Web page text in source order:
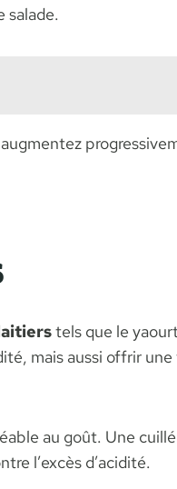
salade.
tels que le
mais aussi offrir
au goût. Une
l’excès d’acidité.